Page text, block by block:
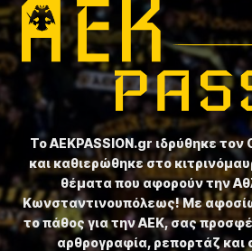
Το ⁦AEKPASSION.gr⁩ ιδρύθηκε
και καθιερώθηκε στο
θέματα που αφορούν την
Κωνσταντινουπόλεως! Με
το πάθος για την ΑΕΚ, σας
αρθρογραφία, ρεπορτάζ και